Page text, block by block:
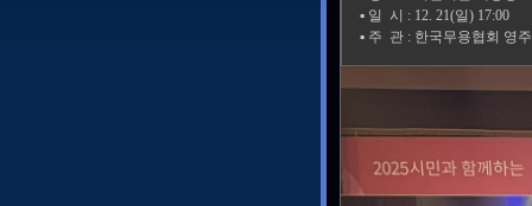
▪️ 일 시 : 12. 21(일) 17:00
▪️ 주 관 : 한국무용협회 영